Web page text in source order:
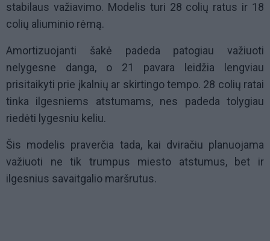
stabilaus važiavimo. Modelis turi 28 colių ratus ir 18
colių aliuminio rėmą.
Amortizuojanti šakė padeda patogiau važiuoti
nelygesne danga, o 21 pavara leidžia lengviau
prisitaikyti prie įkalnių ar skirtingo tempo. 28 colių ratai
tinka ilgesniems atstumams, nes padeda tolygiau
riedėti lygesniu keliu.
Šis modelis praverčia tada, kai dviračiu planuojama
važiuoti ne tik trumpus miesto atstumus, bet ir
ilgesnius savaitgalio maršrutus.